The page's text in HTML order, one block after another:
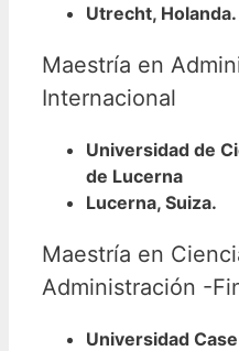
Utrecht, Holanda.
Maestría en
Internacional
Universidad de
de Lucerna
Lucerna, Suiza.
Maestría en
Administración -
Universidad